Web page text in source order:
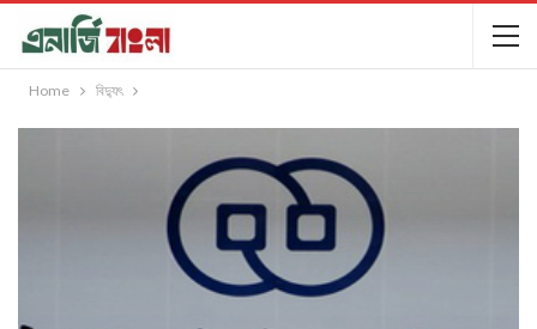
Home বিদ্যুৎ